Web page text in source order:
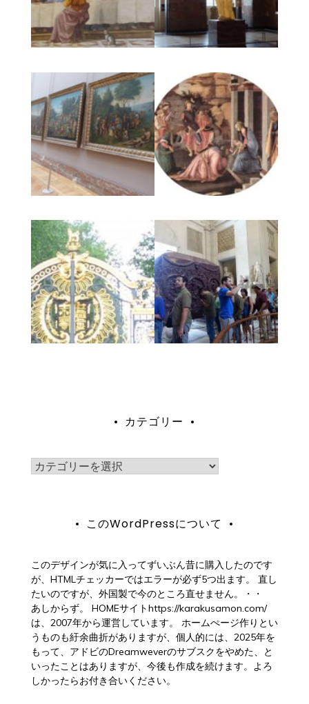
カテゴリー
カ
このWordPressについて
このデザインが気に入ってずいぶん昔に購入したのです
が、HTMLチェッカーではエラーが必ず5つ出ます。 直し
たいのですが、外国製で今のところ直せません。・・
あしからず。 HOMEサイトhttps://karakusamon.com/
は、2007年から運営しています。 ホームぺージ作りとい
うものも紆余曲折がありますが、個人的には、2025年を
もって、アドビのDreamweverのサブスクをやめた、と
いったことはありますが、今後も作成を続けます。よろ
しかったらお付き合いください。